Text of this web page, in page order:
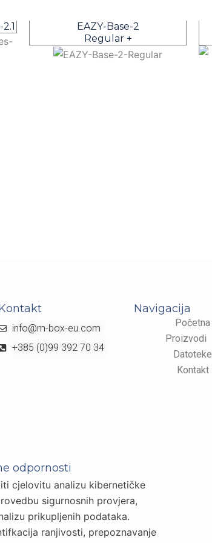
EAZY-Base-2
Regular +
info@m-box-eu.com
+385 (0)99 392 70 34
Navigacija
Početna
Proizvodi
Datoteke
Kontakt
odpornosti
cjelovitu analizu kibernetičke
sigurnosnih provjera,
prikupljenih podataka.
ranjivosti, prepoznavanje